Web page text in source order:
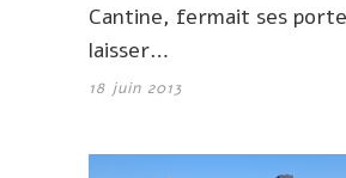
Cantine, fermait ses
laisser…
18 juin 2013